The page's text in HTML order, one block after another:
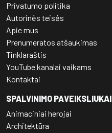
Privatumo politika
Autorinės teisės
Apie mus
Prenumeratos atšaukimas
Tinklaraštis
YouTube kanalai vaikams
Kontaktai
SPALVINIMO PAVEIKSLIUKAI
Animaciniai herojai
Architektūra